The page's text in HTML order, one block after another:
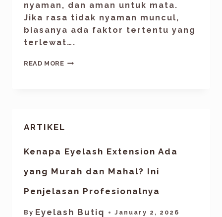
nyaman, dan aman untuk mata.
Jika rasa tidak nyaman muncul,
biasanya ada faktor tertentu yang
terlewat….
READ MORE
ARTIKEL
Kenapa Eyelash Extension Ada
yang Murah dan Mahal? Ini
Penjelasan Profesionalnya
By Eyelash Butiq January 2, 2026